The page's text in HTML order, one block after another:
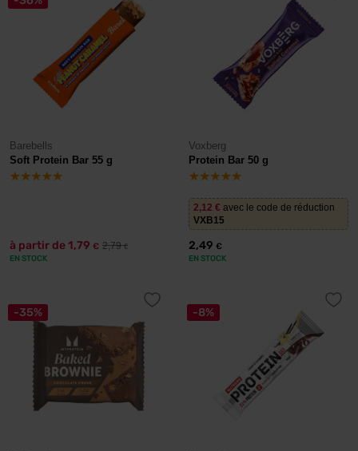
Barebells
Soft Protein Bar 55 g
à partir de1,79 € 2,79€
EN STOCK
Voxberg
Protein Bar 50 g
2,12 € avec le code de réduction
VXB15
2,49 €
EN STOCK
-35% -8%